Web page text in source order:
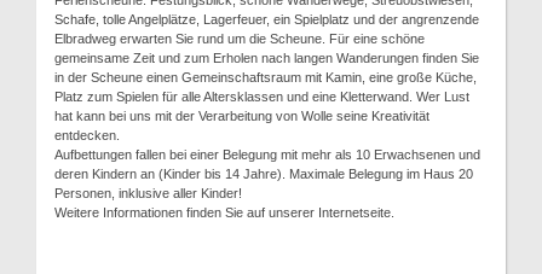
Schafe, tolle Angelplätze, Lagerfeuer, ein Spielplatz und der angrenzende
Elbradweg erwarten Sie rund um die Scheune. Für eine schöne
gemeinsame Zeit und zum Erholen nach langen Wanderungen finden Sie
in der Scheune einen Gemeinschaftsraum mit Kamin, eine große Küche,
Platz zum Spielen für alle Altersklassen und eine Kletterwand. Wer Lust
hat kann bei uns mit der Verarbeitung von Wolle seine Kreativität
entdecken.
Aufbettungen fallen bei einer Belegung mit mehr als 10 Erwachsenen und
deren Kindern an (Kinder bis 14 Jahre). Maximale Belegung im Haus 20
Personen, inklusive aller Kinder!
Weitere Informationen finden Sie auf unserer Internetseite.